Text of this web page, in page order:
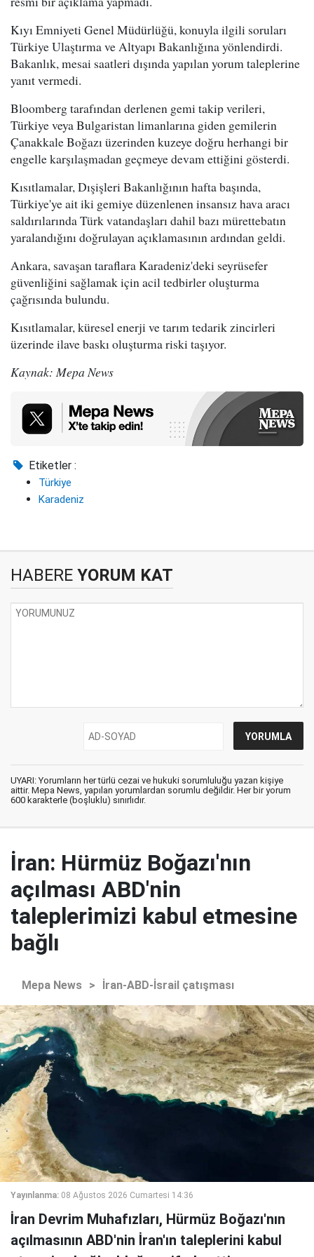
Kıyı Emniyeti Genel Müdürlüğü, konuyla ilgili soruları
Türkiye Ulaştırma ve Altyapı Bakanlığına yönlendirdi.
Bakanlık, mesai saatleri dışında yapılan yorum taleplerine
yanıt vermedi.
Bloomberg tarafından derlenen gemi takip verileri,
Türkiye veya Bulgaristan limanlarına giden gemilerin
Çanakkale Boğazı üzerinden kuzeye doğru herhangi bir
engelle karşılaşmadan geçmeye devam ettiğini gösterdi.
Kısıtlamalar, Dışişleri Bakanlığının hafta başında,
Türkiye'ye ait iki gemiye düzenlenen insansız hava aracı
saldırılarında Türk vatandaşları dahil bazı mürettebatın
yaralandığını doğrulayan açıklamasının ardından geldi.
Ankara, savaşan taraflara Karadeniz'deki seyrüsefer
güvenliğini sağlamak için acil tedbirler oluşturma
çağrısında bulundu.
Kısıtlamalar, küresel enerji ve tarım tedarik zincirleri
üzerinde ilave baskı oluşturma riski taşıyor.
Kaynak: Mepa News
Etiketler :
Türkiye
Karadeniz
HABERE YORUM KAT
UYARI: Yorumların her türlü cezai ve hukuki sorumluluğu yazan kişiye
aittir. Mepa News, yapılan yorumlardan sorumlu değildir. Her bir yorum
600 karakterle (boşluklu) sınırlıdır.
İran: Hürmüz Boğazı'nın
açılması ABD'nin
taleplerimizi kabul etmesine
bağlı
Mepa News > İran-ABD-İsrail çatışması
Yayınlanma: 08 Ağustos 2026 Cumartesi 14:36
İran Devrim Muhafızları, Hürmüz Boğazı'nın
açılmasının ABD'nin İran'ın taleplerini kabul